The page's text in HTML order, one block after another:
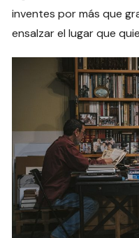
inventes por más que
ensalzar el lugar que